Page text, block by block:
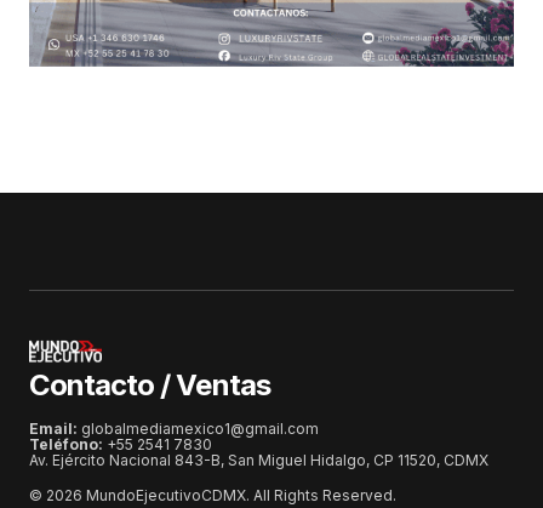
Contacto / Ventas
Email: globalmediamexico1@gmail.com
Teléfono: +55 2541 7830
Av. Ejército Nacional 843-B, San Miguel Hidalgo, CP 11520, CDMX
© 2026 MundoEjecutivoCDMX. All Rights Reserved.